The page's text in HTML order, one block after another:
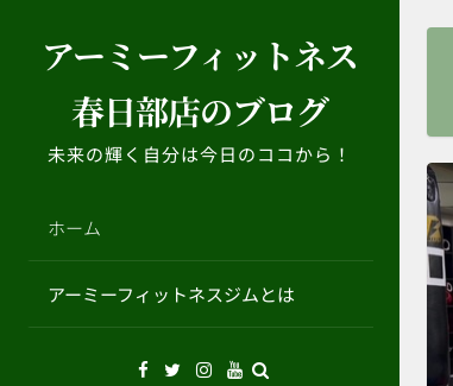
アーミーフィットネス
春日部店のブログ
未来の輝く自分は今日のココから！
ホーム
アーミーフィットネスジムとは
Facebook
TwitterInstagram
YouTube